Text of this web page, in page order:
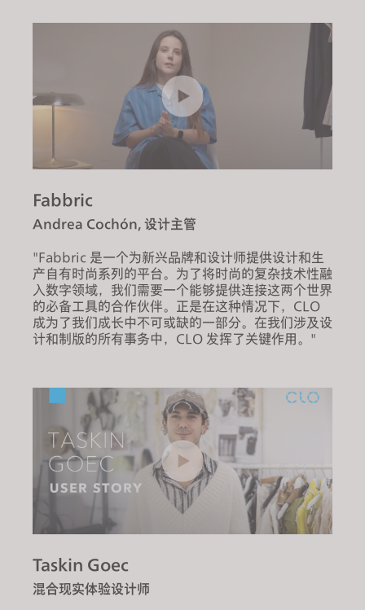
Fabbric
Andrea Cochón, 设计主管
"Fabbric 是一个为新兴品牌和设计师提供设计和生
产自有时尚系列的平台。为了将时尚的复杂技术性融
入数字领域，我们需要一个能够提供连接这两个世界
的必备工具的合作伙伴。正是在这种情况下，CLO
成为了我们成长中不可或缺的一部分。在我们涉及设
计和制版的所有事务中，CLO 发挥了关键作用。"
Taskin Goec
混合现实体验设计师